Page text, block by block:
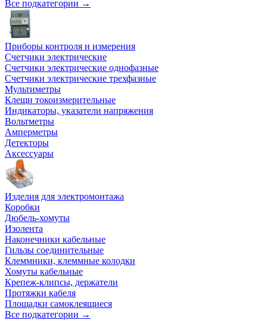
Все подкатегории →
Приборы контроля и измерения
Счетчики электрические
Счетчики электрические однофазные
Счетчики электрические трехфазные
Мультиметры
Клещи токоизмерительные
Индикаторы, указатели напряжения
Вольтметры
Амперметры
Детекторы
Аксессуары
Изделия для электромонтажа
Коробки
Дюбель-хомуты
Изолента
Наконечники кабельные
Гильзы соединительные
Клеммники, клеммные колодки
Хомуты кабельные
Крепеж-клипсы, держатели
Протяжки кабеля
Площадки самоклеящиеся
Все подкатегории →